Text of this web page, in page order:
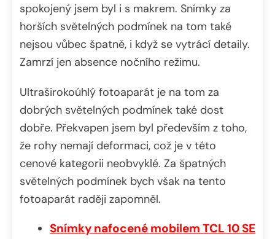
spokojený jsem byl i s makrem. Snímky za
horších světelných podmínek na tom také
nejsou vůbec špatně, i když se vytrácí detaily.
Zamrzí jen absence nočního režimu.
Ultraširokoúhlý fotoaparát je na tom za
dobrých světelných podmínek také dost
dobře. Překvapen jsem byl především z toho,
že rohy nemají deformaci, což je v této
cenové kategorii neobvyklé. Za špatných
světelných podmínek bych však na tento
fotoaparát raději zapomněl.
Snímky nafocené mobilem TCL 10 SE